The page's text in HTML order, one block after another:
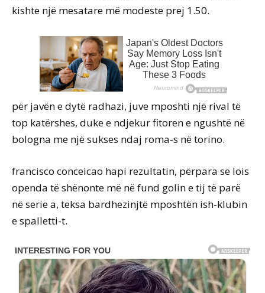
kishte një mesatare më modeste prej 1.50.
për javën e dytë radhazi, juve mposhti një rival të
top katërshes, duke e ndjekur fitoren e ngushtë në
bologna me një sukses ndaj roma-s në torino.
francisco conceicao hapi rezultatin, përpara se lois
openda të shënonte më në fund golin e tij të parë
në serie a, teksa bardhezinjtë mposhtën ish-klubin
e spalletti-t.